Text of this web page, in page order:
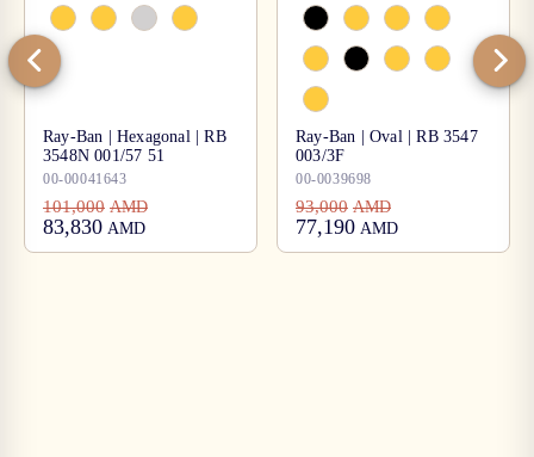
Ray-Ban | Hexagonal | RB
3548N 001/57 51
00-00041643
101,000 AMD
83,830 AMD
Ray-Ban | Oval | RB 3547
003/3F
00-0039698
93,000 AMD
77,190 AMD